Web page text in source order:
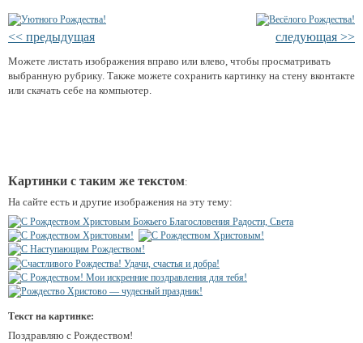
<< предыдущая следующая >>
Можете листать изображения вправо или влево, чтобы просматривать
выбранную рубрику. Также можете сохранить картинку на стену вконтакте
или скачать себе на компьютер.
Картинки с таким же текстом:
На сайте есть и другие изображения на эту тему:
Текст на картинке:
Поздравляю с Рождеством!